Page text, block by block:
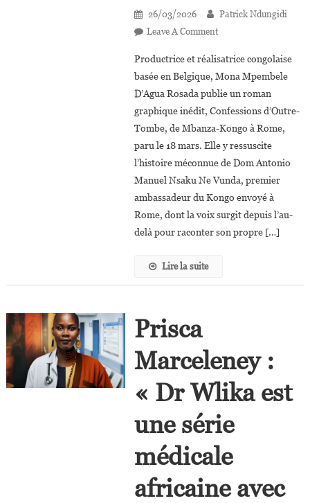
26/03/2026
Patrick Ndungidi
Leave A CommentOn
Mpembele D’Agua
Rosada :
« À
Travers Le Parcours
Manuel,
J’ai
Voulu Raconter
Du
Productrice et réalisatrice congolaise
basée en Belgique, Mona Mpembele
D’Agua Rosada publie un roman
graphique inédit, Confessions d’Outre-
Tombe, de Mbanza-Kongo à Rome,
paru le 18 mars. Elle y ressuscite
l’histoire méconnue de Dom Antonio
Manuel Nsaku Ne Vunda, premier
ambassadeur du Kongo envoyé à
Rome, dont la voix surgit depuis l’au-
delà pour raconter son propre […]
Lire la suite
Prisca
Marceleney :
« Dr Wlika est
une série
médicale
africaine avec